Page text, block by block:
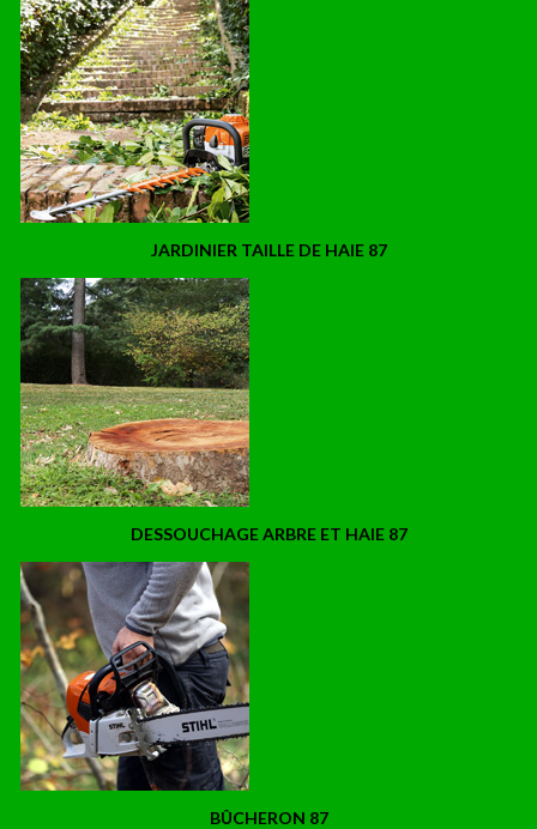
JARDINIER TAILLE DE HAIE 87
DESSOUCHAGE ARBRE ET HAIE 87
BÛCHERON 87